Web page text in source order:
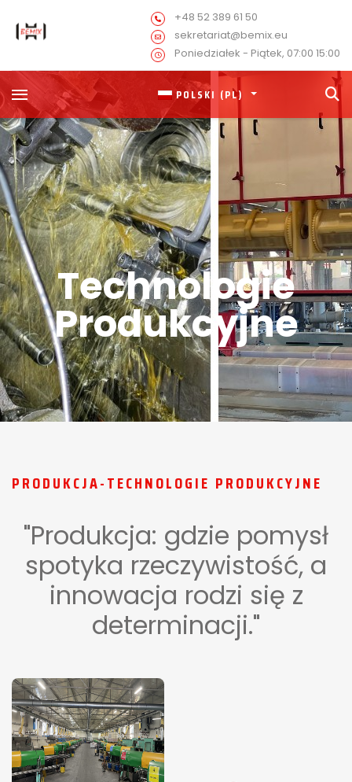
+48 52 389 61 50
sekretariat@bemix.eu
Poniedziałek - Piątek, 07:00 15:00
POLSKI (PL)
Technologie
Produkcyjne
PRODUKCJA-TECHNOLOGIE PRODUKCYJNE
"Produkcja: gdzie pomysł
spotyka rzeczywistość, a
innowacja rodzi się z
determinacji."